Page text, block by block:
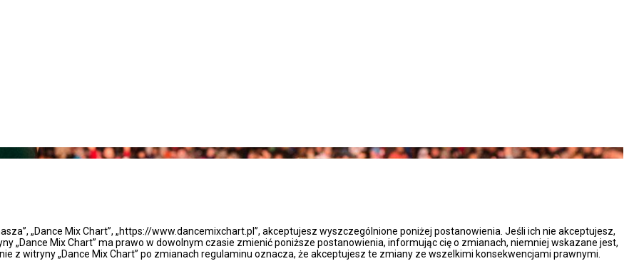
„Dance Mix Chart”, „https://www.dancemixchart.pl”, akceptujesz wyszczególnione poniżej postanowienia. Jeśli ich nie akceptujesz,
„Dance Mix Chart” ma prawo w dowolnym czasie zmienić poniższe postanowienia, informując cię o zmianach, niemniej wskazane jest,
z witryny „Dance Mix Chart” po zmianach regulaminu oznacza, że akceptujesz te zmiany ze wszelkimi konsekwencjami prawnymi.